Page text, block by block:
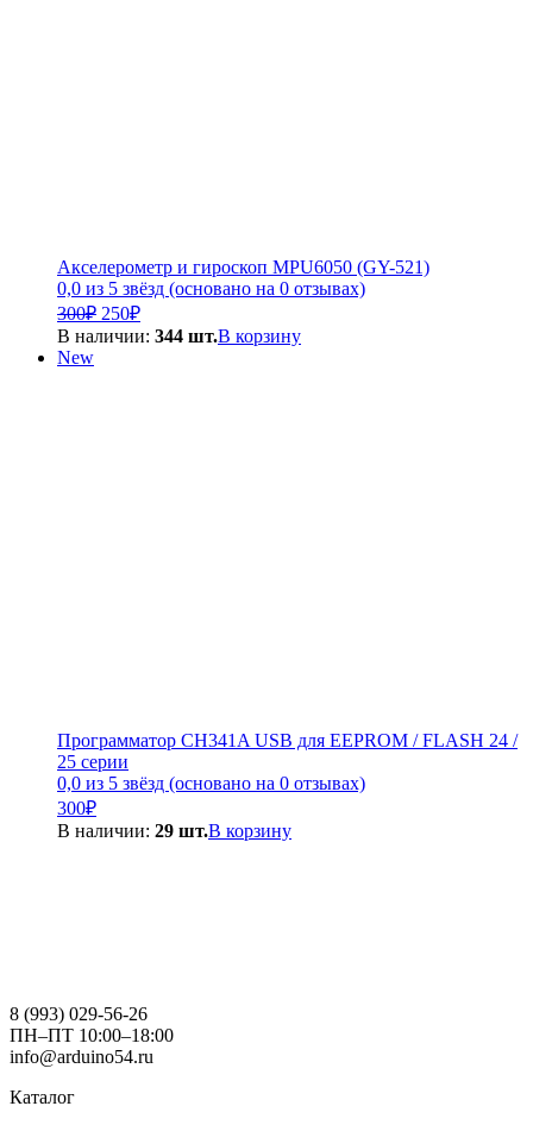
Акселерометр и гироскоп MPU6050 (GY-521)
0,0 из 5 звёзд (основано на 0 отзывах)
300₽ Первоначальная
цена
250₽Текущая
цена:
В наличии: 344 шт.В корзину
New
Программатор CH341A USB для EEPROM / FLASH 24 /
25 серии
0,0 из 5 звёзд (основано на 0 отзывах)
300₽
В наличии: 29 шт.В корзину
8 (993) 029-56-26
ПН–ПТ 10:00–18:00
info@arduino54.ru
Каталог